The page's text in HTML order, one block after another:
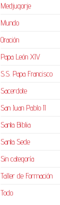
Medjugorje
Mundo
Oración
Papa León XIV
S.S. Papa Francisco
Sacerdote
San Juan Pablo II
Santa Biblia
Santa Sede
Sin categoría
Taller de Formación
Todo